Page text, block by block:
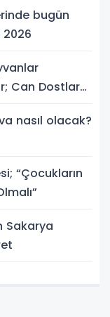
bugün
Can Dostlara
nasıl olacak?
“Çocukların
Sakarya